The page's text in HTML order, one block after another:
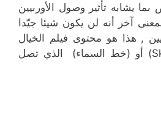
بما يشابه تأثير وصول الأوربيين
آخر أنه لن يكون شيئا جيّدا
, هذا هو محتوى فيلم الخيال
العلمي الجديد (Skyline) أو (خط السماء) الذي تصل